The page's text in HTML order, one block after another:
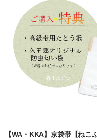
【WA・KKA】京袋帯【ねこ